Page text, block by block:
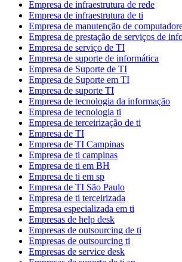
Empresa de infraestrutura de rede
Empresa de infraestrutura de ti
Empresa de manutenção de
Empresa de prestação de serviços de
Empresa de serviço de TI
Empresa de suporte de informática
Empresa de Suporte de TI
Empresa de Suporte em TI
Empresa de suporte TI
Empresa de tecnologia da informação
Empresa de tecnologia ti
Empresa de terceirização de ti
Empresa de TI
Empresa de TI Campinas
Empresa de ti campinas
Empresa de ti em BH
Empresa de ti em sp
Empresa de TI São Paulo
Empresa de ti terceirizada
Empresa especializada em ti
Empresas de help desk
Empresas de outsourcing de ti
Empresas de outsourcing ti
Empresas de service desk